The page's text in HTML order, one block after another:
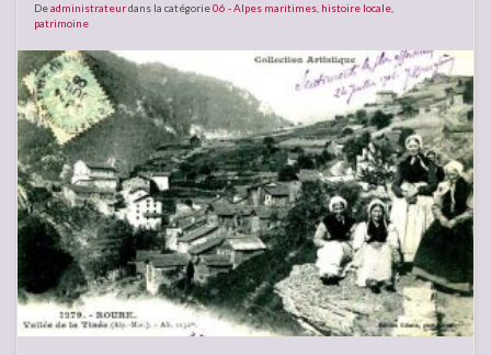
Deadministrateurdans la catégorie06 - Alpes maritimes histoire locale
patrimoine